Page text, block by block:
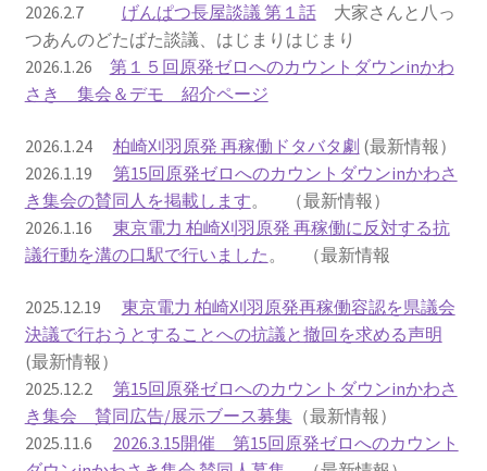
2022.8.9 福島第一原発 汚染水海洋放出トンネル工事
着工
超 老朽対策容認
2023.1.19 東電旧経営陣、二審も無罪 民事裁判で認
めた「長期評価」を否定
り
原子力規制委員会「原発60年超運転」正式決定先送
りからわずか5日で、多数決決定
「原発６０年超へ」閣議決定
2026.2.7 げんぱつ長屋談議 第１話大家さんと八っ
つあんのどたばた談議、はじまりはじまり
2026.1.26 第１５回原発ゼロへのカウントダウンinかわ
さき 集会＆デモ 紹介ページ
2026.1.24 柏崎刈羽原発 再稼働ドタバタ劇 (最新情報）
2026.1.19 第15回原発ゼロへのカウントダウンinかわさ
き集会の賛同人を掲載します。 （最新情報）
2026.1.16 東京電力 柏崎刈羽原発 再稼働に反対する抗
議行動を溝の口駅で行いました。 （最新情報
2025.12.19 東京電力 柏崎刈羽原発再稼働容認を県議会
決議で行おうとすることへの抗議と撤回を求める声明
(最新情報）
2025.12.2 第15回原発ゼロへのカウントダウンinかわさ
き集会 賛同広告/展示ブース募集（最新情報）
2025.11.6 2026.3.15開催 第15回原発ゼロへのカウント